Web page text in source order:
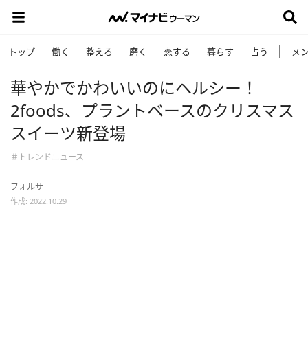
トップ 働く 整える 磨く 恋する 暮らす 占う メ
華やかでかわいいのにヘルシー！
2foods、プラントベースのクリスマス
スイーツ新登場
＃トレンドニュース
フォルサ
作成: 2022.10.29